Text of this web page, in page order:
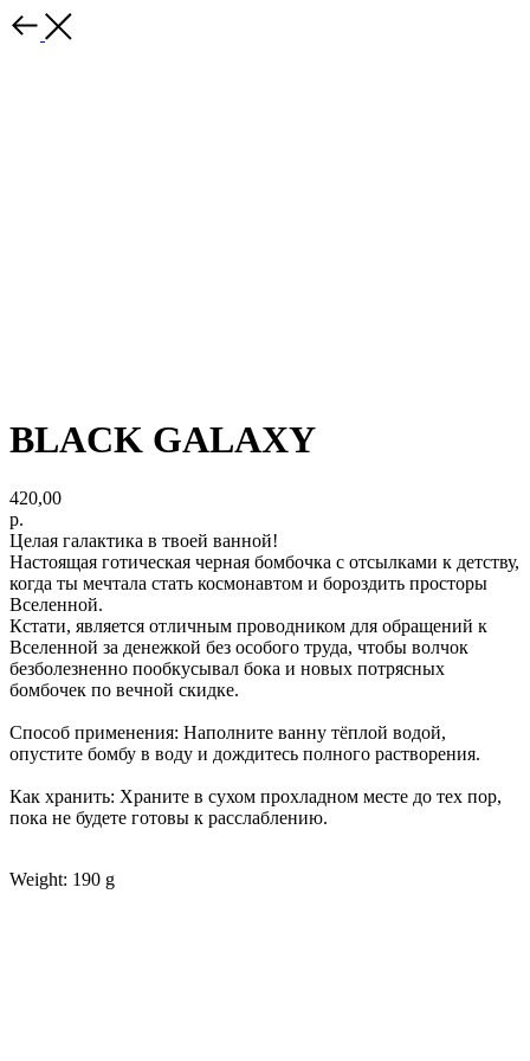
BLACK GALAXY
420,00
р.
Целая галактика в твоей ванной!
Настоящая готическая черная бомбочка с отсылками к детству,
когда ты мечтала стать космонавтом и бороздить просторы
Вселенной.
Кстати, является отличным проводником для обращений к
Вселенной за денежкой без особого труда, чтобы волчок
безболезненно пообкусывал бока и новых потрясных
бомбочек по вечной скидке.
Способ применения: Наполните ванну тёплой водой,
опустите бомбу в воду и дождитесь полного растворения.
Как хранить: Храните в сухом прохладном месте до тех пор,
пока не будете готовы к расслаблению.
Weight: 190 g